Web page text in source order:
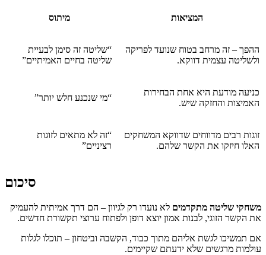
מיתוס המציאות
“שליטה זה סימן לבעיית
שליטה בחיים האמיתיים”
ההפך – זה מרחב בטוח שנועד לפריקה
ולשליטה עצמית דווקא.
“מי שנכנע חלש יותר”
כניעה מודעת היא אחת הבחירות
האמיצות והחזקה שיש.
“זה לא מתאים לזוגות
רציניים”
זוגות רבים מדווחים שדווקא המשחקים
האלו חיזקו את הקשר שלהם.
סיכום
משחקי שליטה מתקדמים לא נועדו רק לגיוון – הם דרך אמיתית להעמיק
את הקשר הזוגי, לבנות אמון יוצא דופן ולפתוח ערוצי תקשורת חדשים.
אם תמשיכו לגשת אליהם מתוך כבוד, הקשבה וביטחון – תוכלו לגלות
עולמות מרגשים שלא ידעתם שקיימים.